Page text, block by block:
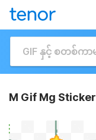
M Gif Mg Sticker